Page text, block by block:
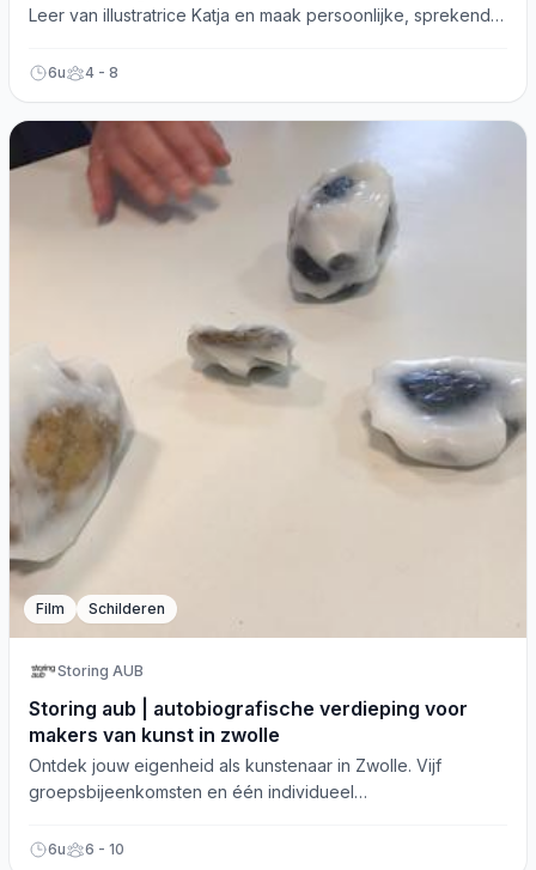
Leer van illustratrice Katja en maak persoonlijke, sprekende
6u 4 - 8
Film Schilderen
Storing AUB
Storing aub | autobiografische verdieping voor
makers van kunst in zwolle
Ontdek jouw eigenheid als kunstenaar in Zwolle. Vijf
groepsbijeenkomsten en één individueel
6u 6 - 10